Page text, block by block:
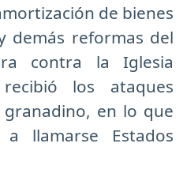
de bienes
demás reformas del
contra la Iglesia
los ataques
en lo que
a llamarse Estados